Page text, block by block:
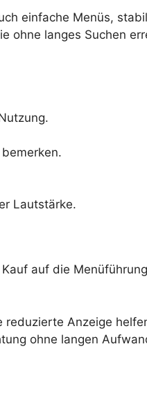
einfache Menüs,
ohne langes Suchen
Lautstärke.
auf die
reduzierte Anzeige
ohne langen